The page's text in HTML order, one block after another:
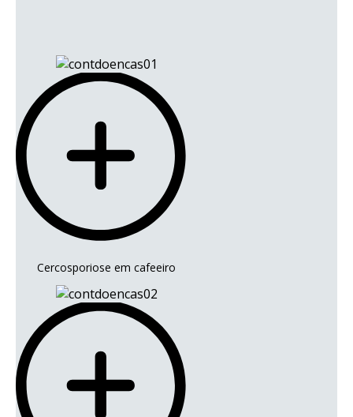
Cercosporiose em cafeeiro